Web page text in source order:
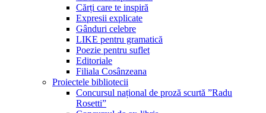
Cărți care te inspiră
Expresii explicate
Gânduri celebre
LIKE pentru gramatică
Poezie pentru suflet
Editoriale
Filiala Cosânzeana
Proiectele bibliotecii
Concursul național de proză scurtă ”Radu
Rosetti”